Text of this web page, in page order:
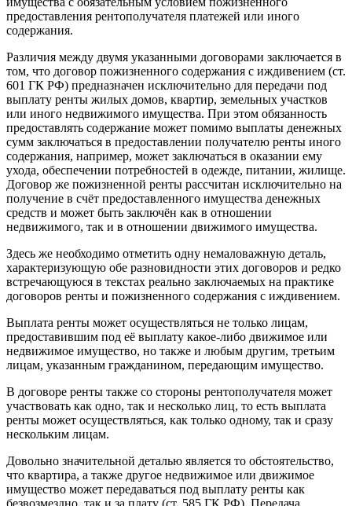
предоставления рентополучателя платежей или иного
содержания.
Различия между двумя указанными договорами заключается в
том, что договор пожизненного содержания с иждивением (ст.
601 ГК РФ) предназначен исключительно для передачи под
выплату ренты жилых домов, квартир, земельных участков
или иного недвижимого имущества. При этом обязанность
предоставлять содержание может помимо выплаты денежных
сумм заключаться в предоставлении получателю ренты иного
содержания, например, может заключаться в оказании ему
ухода, обеспечении потребностей в одежде, питании, жилище.
Договор же пожизненной ренты рассчитан исключительно на
получение в счёт предоставленного имущества денежных
средств и может быть заключён как в отношении
недвижимого, так и в отношении движимого имущества.
Здесь же необходимо отметить одну немаловажную деталь,
характеризующую обе разновидности этих договоров и редко
встречающуюся в текстах реально заключаемых на практике
договоров ренты и пожизненного содержания с иждивением.
Выплата ренты может осуществляться не только лицам,
предоставившим под её выплату какое-либо движимое или
недвижимое имущество, но также и любым другим, третьим
лицам, указанным гражданином, передающим имущество.
В договоре ренты также со стороны рентополучателя может
участвовать как одно, так и несколько лиц, то есть выплата
ренты может осуществляться, как только одному, так и сразу
нескольким лицам.
Довольно значительной деталью является то обстоятельство,
что квартира, а также другое недвижимое или движимое
имущество может передаваться под выплату ренты как
безвозмездно, так и за плату (ст. 585 ГК РФ). Передача